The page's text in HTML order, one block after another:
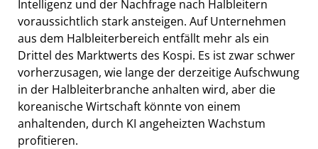
Intelligenz und der Nachfrage nach Halbleitern
voraussichtlich stark ansteigen. Auf Unternehmen
aus dem Halbleiterbereich entfällt mehr als ein
Drittel des Marktwerts des Kospi. Es ist zwar schwer
vorherzusagen, wie lange der derzeitige Aufschwung
in der Halbleiterbranche anhalten wird, aber die
koreanische Wirtschaft könnte von einem
anhaltenden, durch KI angeheizten Wachstum
profitieren.